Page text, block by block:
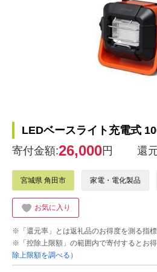
LEDベースライト充電式
寄付金額:26,000円 還
宮城県 角田市 家電・電化製品
お気に入り
※「還元率」とは返礼品のお得度を測る指
※「控除上限額」の範囲内で寄付するとお
除上限額を調べる）